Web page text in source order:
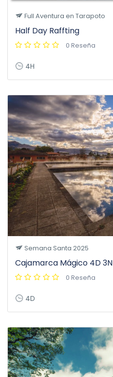
Full Aventura en Tarapoto
Half Day Raffting
0 Reseña
4H
Semana Santa 2025
Cajamarca Mágico 4D 3N
0 Reseña
4D